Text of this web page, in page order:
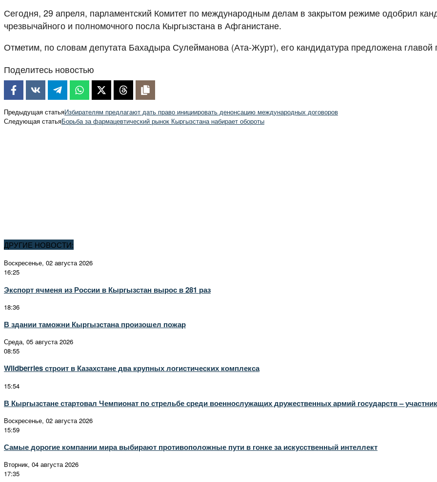
Сегодня, 29 апреля, парламентский Комитет по международным делам в закрытом режиме одобрил
чрезвычайного и полномочного посла Кыргызстана в Афганистане.
Отметим, по словам депутата Бахадыра Сулейманова (Ата-Журт), его кандидатура предложена главой
Поделитесь новостью
Предыдущая статьяИзбирателям предлагают дать право инициировать денонсацию международных договоров
Следующая статьяБорьба за фармацевтический рынок Кыргызстана набирает обороты
ДРУГИЕ НОВОСТИ:
Воскресенье, 02 августа 2026
16:25
Экспорт ячменя из России в Кыргызстан вырос в 281 раз
18:36
В здании таможни Кыргызстана произошел пожар
Среда, 05 августа 2026
08:55
Wildberries строит в Казахстане два крупных логистических комплекса
15:54
В Кыргызстане стартовал Чемпионат по стрельбе среди военнослужащих дружественных армий государств –
Воскресенье, 02 августа 2026
15:59
Самые дорогие компании мира выбирают противоположные пути в гонке за искусственный интеллект
Вторник, 04 августа 2026
17:35